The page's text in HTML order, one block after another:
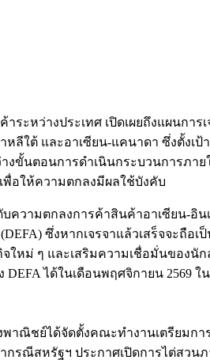
ะหว่างประเทศ เปิดเผยถึงแผนกา
หลีใต้ และอาเซียน-แคนาดา ซึ่งตั้ง
ขั้นตอนการดำเนินกระบวนการภา
พื่อให้ความตกลงมีผลใช้บังคับ
วามตกลงการค้าสินค้าอาเซียน-อิน
(DEFA) ซึ่งหากเจรจาแล้วเสร็จจ
ใหม่ ๆ และเสริมความเชื่อมั่นของ
ได้ในเดือนพฤศจิกายน 2569
าณิชย์ได้จัดตั้งคณะทำงานเตรียมก
สหรัฐฯ ประกาศเปิดการไต่สวนภ